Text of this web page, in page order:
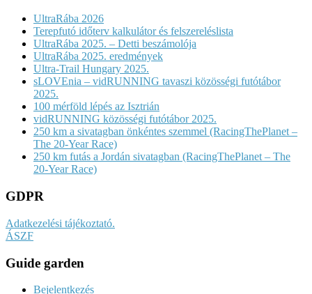
UltraRába 2026
Terepfutó időterv kalkulátor és felszereléslista
UltraRába 2025. – Detti beszámolója
UltraRába 2025. eredmények
Ultra-Trail Hungary 2025.
sLOVEnia – vidRUNNING tavaszi közösségi futótábor
2025.
100 mérföld lépés az Isztrián
vidRUNNING közösségi futótábor 2025.
250 km a sivatagban önkéntes szemmel (RacingThePlanet –
The 20-Year Race)
250 km futás a Jordán sivatagban (RacingThePlanet – The
20-Year Race)
GDPR
Adatkezelési tájékoztató.
ÁSZF
Guide garden
Bejelentkezés